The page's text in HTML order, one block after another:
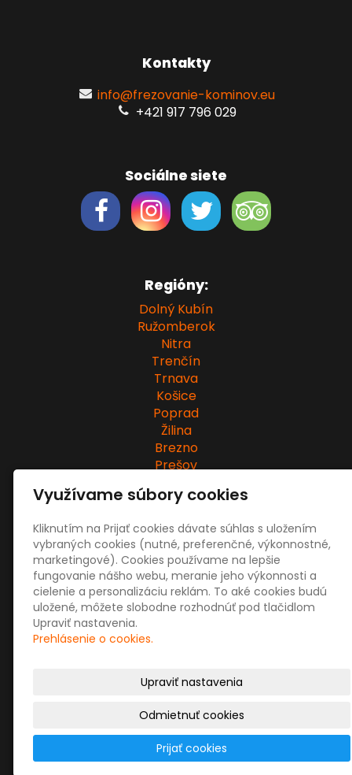
Kontakty
info@frezovanie-kominov.eu
+421 917 796 029
Sociálne siete
Regióny:
Dolný Kubín
Ružomberok
Nitra
Trenčín
Trnava
Košice
Poprad
Žilina
Brezno
Prešov
Martin
Využívame súbory cookies
Kliknutím na Prijať cookies dávate súhlas s uložením
vybraných cookies (nutné, preferenčné, výkonnostné,
marketingové). Cookies používame na lepšie
fungovanie nášho webu, meranie jeho výkonnosti a
cielenie a personalizáciu reklám. To aké cookies budú
uložené, môžete slobodne rozhodnúť pod tlačidlom
Upraviť nastavenia.
Prehlásenie o cookies.
Upraviť nastavenia
Odmietnuť cookies
Prijať cookies